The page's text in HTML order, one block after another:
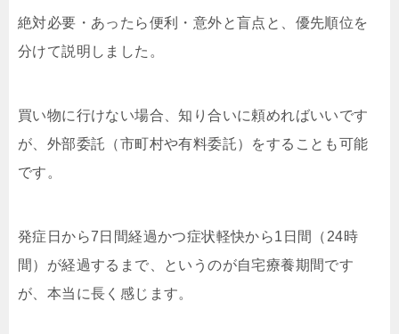
絶対必要・あったら便利・意外と盲点と、優先順位を
分けて説明しました。
買い物に行けない場合、知り合いに頼めればいいです
が、外部委託（市町村や有料委託）をすることも可能
です。
発症日から7日間経過かつ症状軽快から1日間（24時
間）が経過するまで、というのが自宅療養期間です
が、本当に長く感じます。